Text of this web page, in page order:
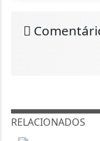
RELACIONADOS